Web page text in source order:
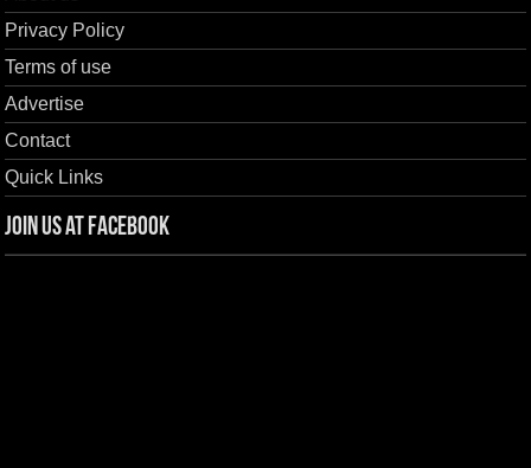
Privacy Policy
Terms of use
Advertise
Contact
Quick Links
Join us at Facebook